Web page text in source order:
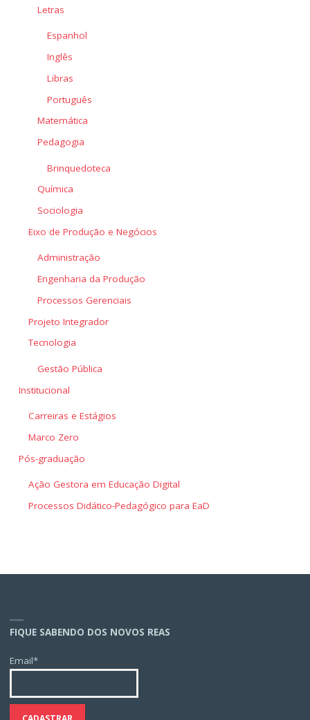
Letras
Espanhol
Inglês
Libras
Português
Matemática
Pedagogia
Brinquedoteca
Química
Sociologia
Eixo de Produção e Negócios
Administração
Engenharia da Produção
Processos Gerenciais
Projeto Integrador
Tecnologia
Gestão Pública
Institucional
Carreiras e Estágios
Marco Zero
Pós-graduação
Ação Gestora em Educação Digital
Processos Didático-Pedagógico para EaD
FIQUE SABENDO DOS NOVOS REAS
Email*